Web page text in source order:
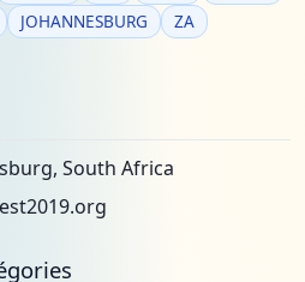
JOHANNESBURG
ZA
South Africa